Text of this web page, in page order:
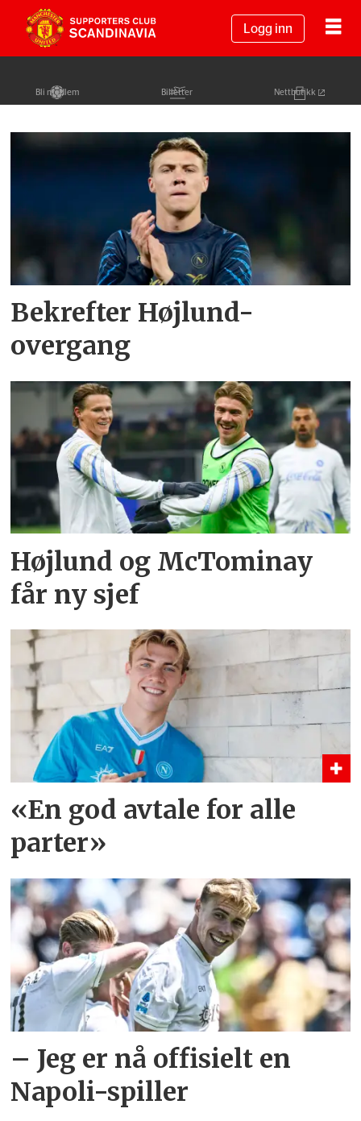
Logg inn
Bli medlem Billetter Nettbutikk
Tag:
rasmus
højlund
Bekrefter Højlund-
overgang
Højlund og McTominay
får ny sjef
«En god avtale for alle
parter»
– Jeg er nå offisielt en
Napoli-spiller